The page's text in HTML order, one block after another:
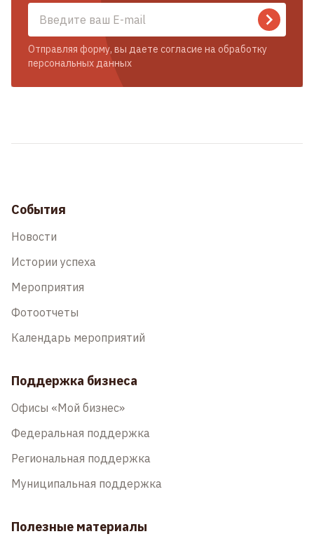
Отправляя форму, вы даете согласие на обработку
персональных данных
События
Новости
Истории успеха
Мероприятия
Фотоотчеты
Календарь мероприятий
Поддержка бизнеса
Офисы «Мой бизнес»
Федеральная поддержка
Региональная поддержка
Муниципальная поддержка
Полезные материалы